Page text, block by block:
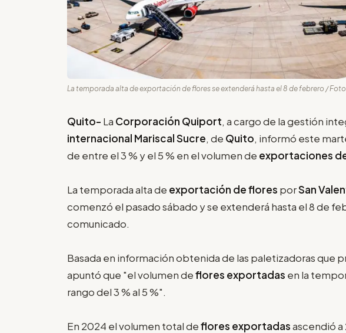
La temporada alta de exportación de flores se extenderá hasta el 8 de febrero /
Quito- La Corporación Quiport, a cargo de la gestión
internacional Mariscal Sucre, de Quito, informó este
de entre el 3 % y el 5 % en el volumen de exportaciones
La temporada alta de exportación deflores porSan
comenzó el pasado sábado y se extenderá hasta el 8 de
comunicado.
Basada en información obtenida de las paletizadoras que
apuntó que "el volumen deflores exportadas en la
rango del 3 % al 5 %".
En 2024 el volumen total deflores exportadasascendió